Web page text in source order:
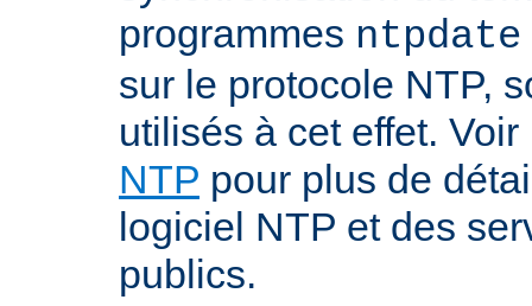
programmes ntpdate
sur le protocole NTP,
utilisés à cet effet.
NTP pour plus de
logiciel NTP et des
publics.